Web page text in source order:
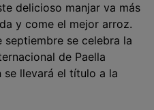
delicioso manjar va más
y come el mejor arroz.
septiembre se celebra la
de Paella
se llevará el título a la